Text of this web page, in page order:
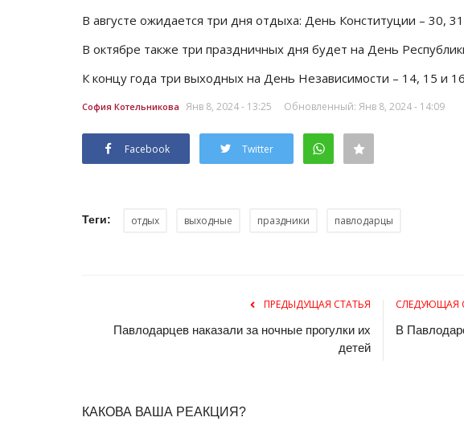
В августе ожидается три дня отдыха: День Конституции – 30, 31
В октябре также три праздничных дня будет на День
К концу года три выходных на День Независимости – 14, 15 и
София Котельникова Янв 8, 2024 - 13:25 Обновленный: Янв 8, 2024 - 14:09
Facebook Twitter
Теги: отдых выходные праздники павлодарцы
ПРЕДЫДУЩАЯ СТАТЬЯ
Павлодарцев наказали за ночные прогулки их
детей
СЛЕДУЮЩАЯ
В
КАКОВА ВАША РЕАКЦИЯ?